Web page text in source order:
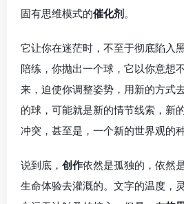
固有思维模式的催化剂。
它让你在迷茫时，不至于彻底陷入
陪练，你抛出一个球，它以你意想
来，迫使你调整姿势，用新的方式
的球，可能就是新的情节线索，新
冲突，甚至是，一个新的世界观的种
说到底， 创作依然是孤独的，依然
生命体验去灌溉的。文字的温度，